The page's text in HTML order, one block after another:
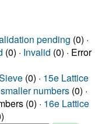
pending (0) ·
(0) · Invalid (0) · Error
(0) · 15e Lattice
numbers (0) ·
(0) · 16e Lattice